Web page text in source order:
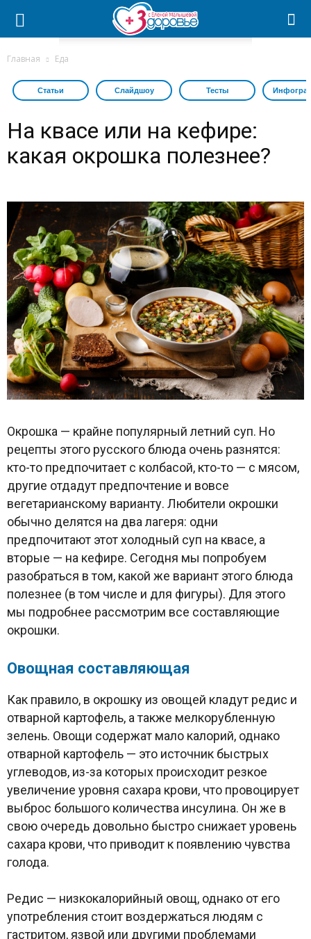
Главная Еда
Статьи Слайдшоу Тесты
На квасе или на кефире:
какая окрошка полезнее?
Окрошка — крайне популярный летний суп. Но
рецепты этого русского блюда очень разнятся:
кто-то предпочитает с колбасой, кто-то — с мясом,
другие отдадут предпочтение и вовсе
вегетарианскому варианту. Любители окрошки
обычно делятся на два лагеря: одни
предпочитают этот холодный суп на квасе, а
вторые — на кефире. Сегодня мы попробуем
разобраться в том, какой же вариант этого блюда
полезнее (в том числе и для фигуры). Для этого
мы подробнее рассмотрим все составляющие
окрошки.
Овощная составляющая
Как правило, в окрошку из овощей кладут редис и
отварной картофель, а также мелкорубленную
зелень. Овощи содержат мало калорий, однако
отварной картофель — это источник быстрых
углеводов, из-за которых происходит резкое
увеличение уровня сахара крови, что провоцирует
выброс большого количества инсулина. Он же в
свою очередь довольно быстро снижает уровень
сахара крови, что приводит к появлению чувства
голода.
Редис — низкокалорийный овощ, однако от его
употребления стоит воздержаться людям с
гастритом, язвой или другими проблемами